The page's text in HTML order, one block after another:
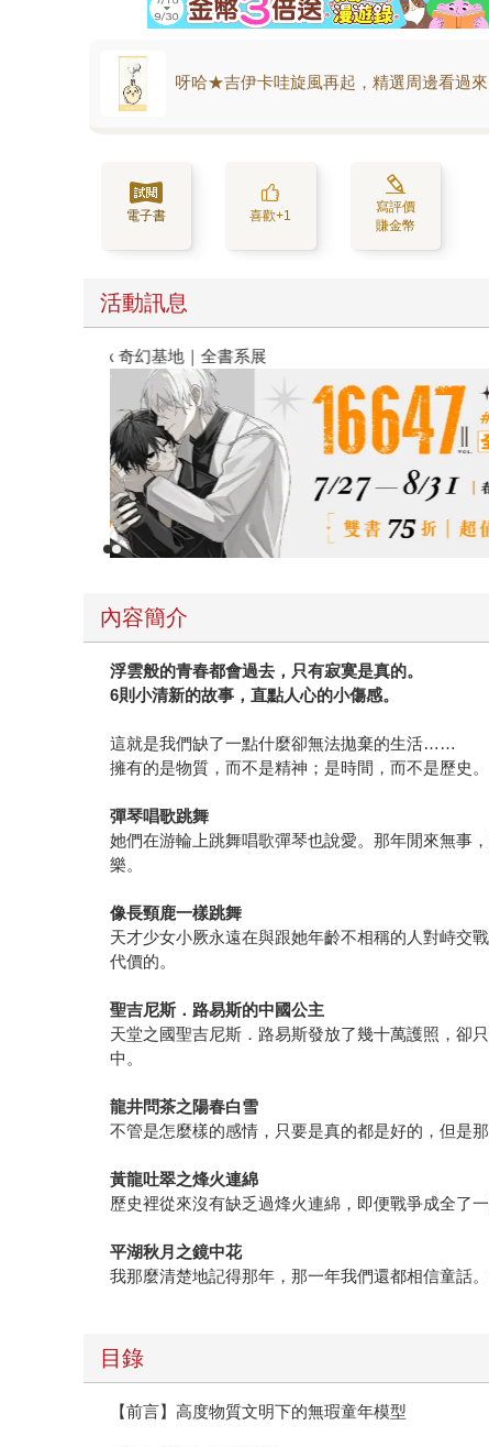
呀哈★吉伊卡哇旋風再起，精選周邊看過來
電子書 喜歡+1
寫評價
賺金幣
活動訊息
春光ｘ奇幻基地｜全書系展
內容簡介
浮雲般的青春都會過去，只有寂寞是真的。
6則小清新的故事，直點人心的小傷感。
這就是我們缺了一點什麼卻無法拋棄的生活……
擁有的是物質，而不是精神；是時間，而不是歷史。
彈琴唱歌跳舞
她們在游輪上跳舞唱歌彈琴也說愛。那年閒來無事
樂。
像長頸鹿一樣跳舞
天才少女小厥永遠在與跟她年齡不相稱的人對峙交
代價的。
聖吉尼斯．路易斯的中國公主
天堂之國聖吉尼斯．路易斯發放了幾十萬護照，卻
中。
龍井問茶之陽春白雪
不管是怎麼樣的感情，只要是真的都是好的，但是
黃龍吐翠之烽火連綿
歷史裡從來沒有缺乏過烽火連綿，即便戰爭成全了
平湖秋月之鏡中花
我那麼清楚地記得那年，那一年我們還都相信童話
目錄
【前言】高度物質文明下的無瑕童年模型